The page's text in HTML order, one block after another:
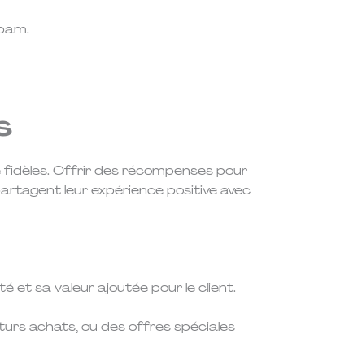
Offrir des récompenses pour
leur expérience positive avec
et sa valeur ajoutée pour le client.
achats, ou des offres spéciales